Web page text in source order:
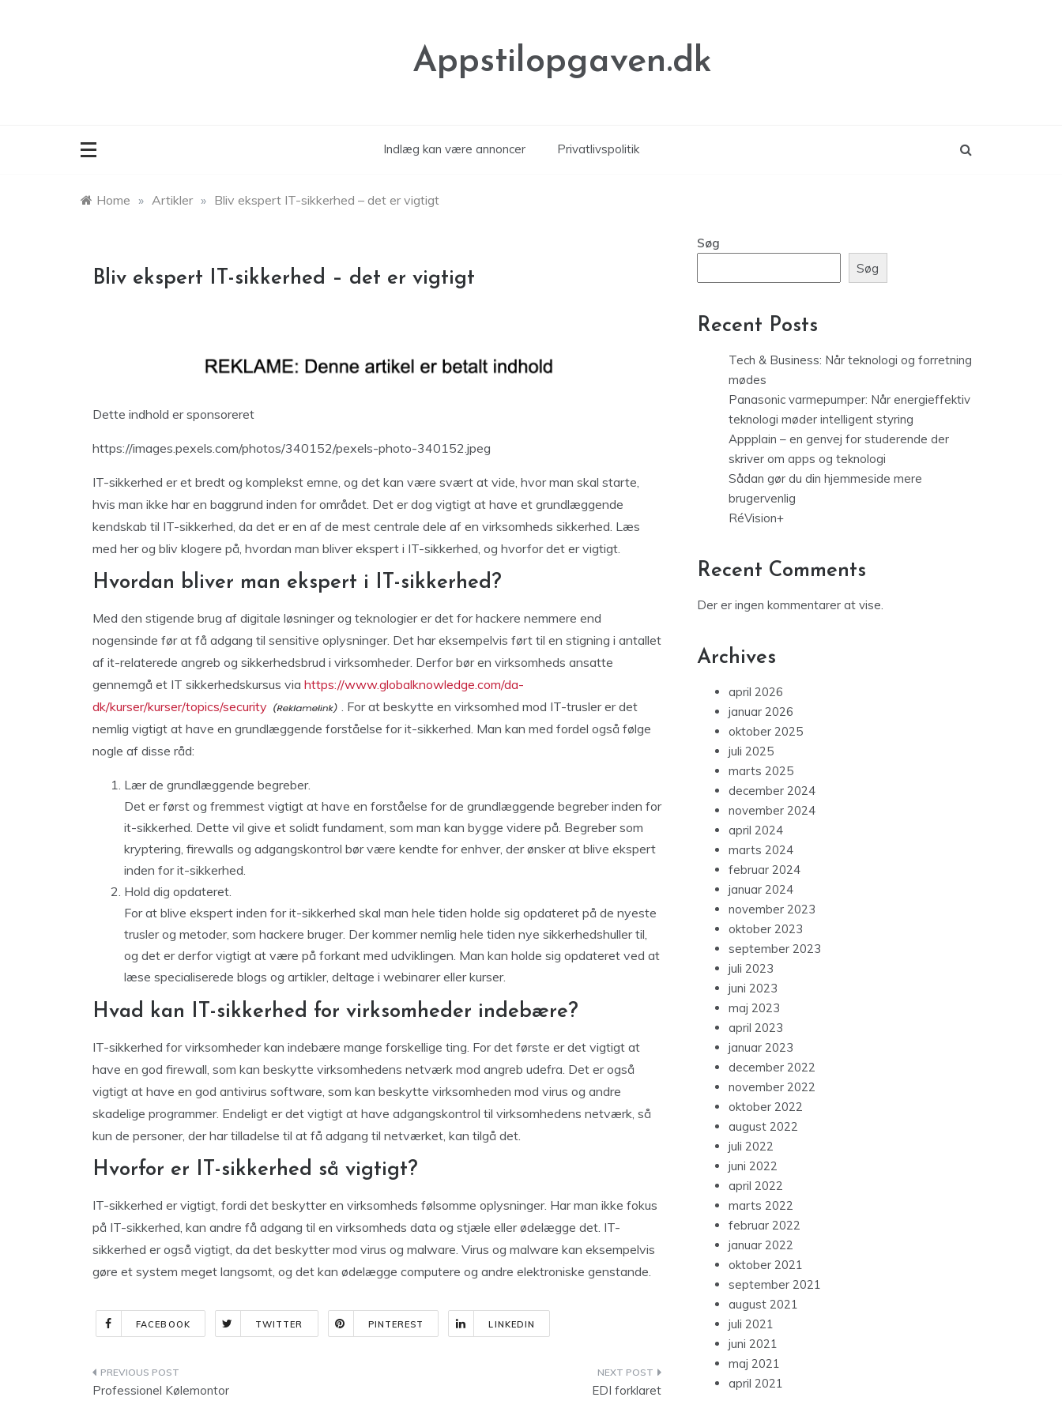
Appstilopgaven.dk
Indlæg kan være annoncer Privatlivspolitik
Home » Artikler » Bliv ekspert IT-sikkerhed – det er vigtigt
Bliv ekspert IT-sikkerhed – det er vigtigt
Dette indhold er sponsoreret
https://images.pexels.com/photos/340152/pexels-photo-340152.jpeg
IT-sikkerhed er et bredt og komplekst emne, og det kan være svært at vide, hvor man skal starte,
hvis man ikke har en baggrund inden for området. Det er dog vigtigt at have et grundlæggende
kendskab til IT-sikkerhed, da det er en af de mest centrale dele af en virksomheds sikkerhed. Læs
med her og bliv klogere på, hvordan man bliver ekspert i IT-sikkerhed, og hvorfor det er vigtigt.
Hvordan bliver man ekspert i IT-sikkerhed?
Med den stigende brug af digitale løsninger og teknologier er det for hackere nemmere end
nogensinde før at få adgang til sensitive oplysninger. Det har eksempelvis ført til en stigning i antallet
af it-relaterede angreb og sikkerhedsbrud i virksomheder. Derfor bør en virksomheds ansatte
gennemgå et IT sikkerhedskursus via https://www.globalknowledge.com/da-
dk/kurser/kurser/topics/security
. For at beskytte en virksomhed mod IT-trusler er det
nemlig vigtigt at have en grundlæggende forståelse for it-sikkerhed. Man kan med fordel også følge
nogle af disse råd:
Lær de grundlæggende begreber.
Det er først og fremmest vigtigt at have en forståelse for de grundlæggende begreber inden for
it-sikkerhed. Dette vil give et solidt fundament, som man kan bygge videre på. Begreber som
kryptering, firewalls og adgangskontrol bør være kendte for enhver, der ønsker at blive ekspert
inden for it-sikkerhed.
Hold dig opdateret.
For at blive ekspert inden for it-sikkerhed skal man hele tiden holde sig opdateret på de nyeste
trusler og metoder, som hackere bruger. Der kommer nemlig hele tiden nye sikkerhedshuller til,
og det er derfor vigtigt at være på forkant med udviklingen. Man kan holde sig opdateret ved at
læse specialiserede blogs og artikler, deltage i webinarer eller kurser.
Hvad kan IT-sikkerhed for virksomheder indebære?
IT-sikkerhed for virksomheder kan indebære mange forskellige ting. For det første er det vigtigt at
have en god firewall, som kan beskytte virksomhedens netværk mod angreb udefra. Det er også
vigtigt at have en god antivirus software, som kan beskytte virksomheden mod virus og andre
skadelige programmer. Endeligt er det vigtigt at have adgangskontrol til virksomhedens netværk, så
kun de personer, der har tilladelse til at få adgang til netværket, kan tilgå det.
Hvorfor er IT-sikkerhed så vigtigt?
IT-sikkerhed er vigtigt, fordi det beskytter en virksomheds følsomme oplysninger. Har man ikke fokus
på IT-sikkerhed, kan andre få adgang til en virksomheds data og stjæle eller ødelægge det. IT-
sikkerhed er også vigtigt, da det beskytter mod virus og malware. Virus og malware kan eksempelvis
gøre et system meget langsomt, og det kan ødelægge computere og andre elektroniske genstande.
FACEBOOK TWITTER PINTEREST LINKEDIN
Indlægsnavigation
Professionel Kølemontor EDI forklaret
Søg
Søg
Recent Posts
Tech & Business: Når teknologi og forretning
mødes
Panasonic varmepumper: Når energieffektiv
teknologi møder intelligent styring
Appplain – en genvej for studerende der
skriver om apps og teknologi
Sådan gør du din hjemmeside mere
brugervenlig
RéVision+
Recent Comments
Der er ingen kommentarer at vise.
Archives
april 2026
januar 2026
oktober 2025
juli 2025
marts 2025
december 2024
november 2024
april 2024
marts 2024
februar 2024
januar 2024
november 2023
oktober 2023
september 2023
juli 2023
juni 2023
maj 2023
april 2023
januar 2023
december 2022
november 2022
oktober 2022
august 2022
juli 2022
juni 2022
april 2022
marts 2022
februar 2022
januar 2022
oktober 2021
september 2021
august 2021
juli 2021
juni 2021
maj 2021
april 2021